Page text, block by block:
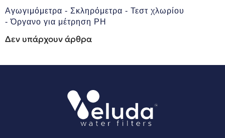
Πιστοποιήσεις
Αγωγιμόμετρα - Σκληρόμετρα - Τεστ χλωρίου
- Όργανο για μέτρηση PH
Δεν υπάρχουν άρθρα